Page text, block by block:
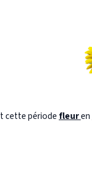
cette période fleuren